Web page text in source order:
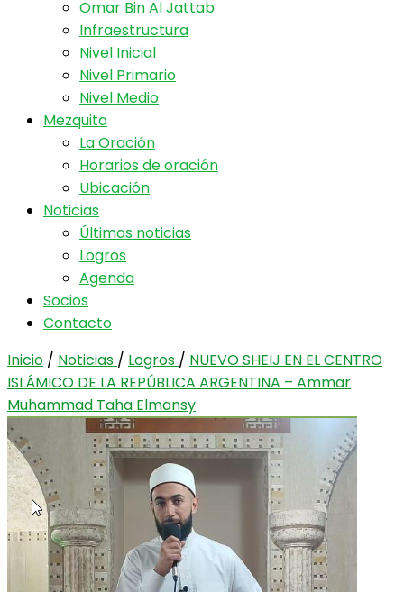
Omar Bin Al Jattab
Infraestructura
Nivel Inicial
Nivel Primario
Nivel Medio
Mezquita
La Oración
Horarios de oración
Ubicación
Noticias
Últimas noticias
Logros
Agenda
Socios
Contacto
Inicio / Noticias / Logros / NUEVO SHEIJ EN EL CENTRO
ISLÁMICO DE LA REPÚBLICA ARGENTINA – Ammar
Muhammad Taha Elmansy